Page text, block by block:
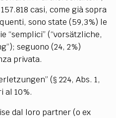
casi, come già sopra
sono state (59,3%) le
“semplici” (“vorsätzliche,
seguono (24, 2%)
privata.
(§ 224, Abs. 1,
al 10%.
dal loro partner (o ex